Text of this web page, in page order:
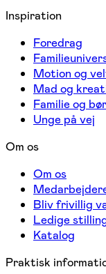
Inspiration
Foredrag
Motion og
Mad og
Familie og
Unge på vej
Om os
Om os
Bliv frivillig
Ledige
Katalog
Praktisk